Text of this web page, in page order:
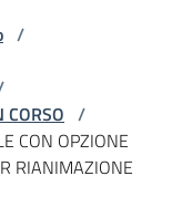
/
/
CON OPZIONE
RIANIMAZIONE